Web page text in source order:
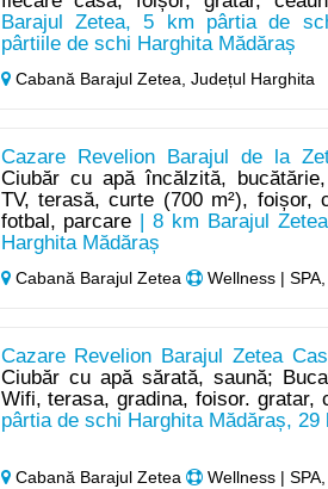
Barajul Zetea, 5 km pârtia de
pârtiile de schi Harghita Mădăraș
Cabană Barajul Zetea, Județul Harghita
Cazare Revelion Barajul de la
Ciubăr cu apă încălzită,
TV, terasă, curte (700 m²), foișor,
fotbal, parcare | 8 km Barajul
Harghita Mădăraș
Cabană Barajul Zetea Wellness |
Cazare Revelion Barajul Zetea
Ciubăr cu apă sărată, saună;
Wifi, terasa, gradina, foisor. gratar,
pârtia de schi Harghita Mădăraș,
Cabană Barajul Zetea Wellness |